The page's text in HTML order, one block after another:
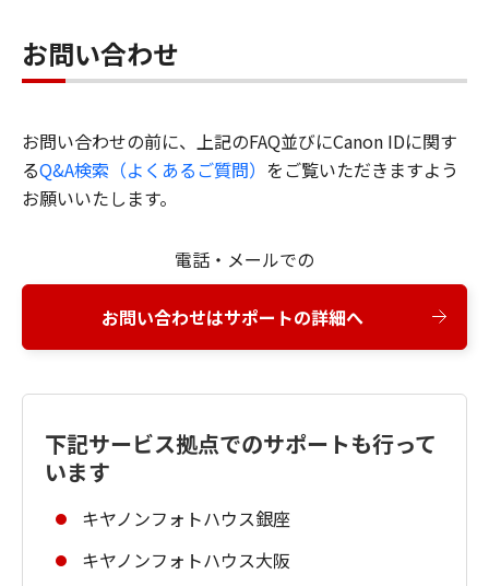
お問い合わせ
お問い合わせの前に、上記のFAQ並びにCanon IDに関す
るQ&A検索（よくあるご質問） をご覧いただきますよう
お願いいたします。
電話・メールでの
お問い合わせはサポートの詳細へ
下記サービス拠点でのサポートも行って
います
キヤノンフォトハウス銀座
キヤノンフォトハウス大阪